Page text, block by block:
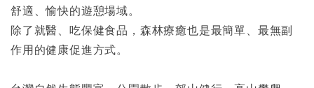
舒適、愉快的遊憩場域。
除了就醫、吃保健食品，森林療癒也是最簡單、最無副
作用的健康促進方式。